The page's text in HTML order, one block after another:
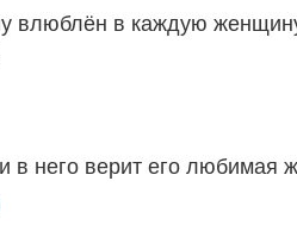
влюблён в каждую
в него верит его любимая